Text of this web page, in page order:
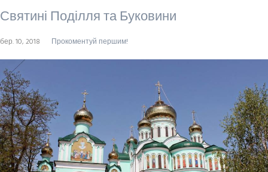
Святині Поділля та Буковини
бер. 10, 2018 Прокоментуй першим!